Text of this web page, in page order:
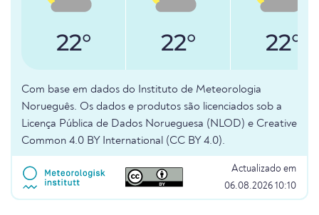
22° 22° 22°
Com base em dados do Instituto de Meteorologia
Norueguês. Os dados e produtos são licenciados sob a
Licença Pública de Dados Norueguesa (NLOD) e Creative
Common 4.0 BY International (CC BY 4.0).
Actualizado em
06.08.2026 10:10